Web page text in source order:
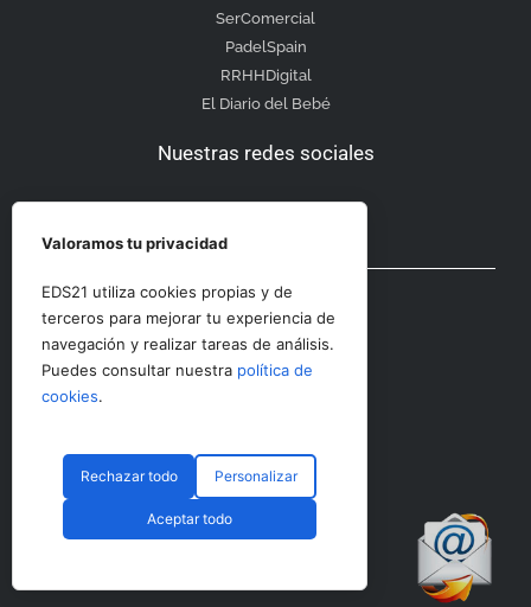
SerComercial
PadelSpain
RRHHDigital
El Diario del Bebé
Nuestras redes sociales
Otras secciones
Contacto
© CopyRight 2023 RRHHDigital
Valoramos tu privacidad
EDS21 utiliza cookies propias y de
terceros para mejorar tu experiencia de
navegación y realizar tareas de análisis.
Puedes consultar nuestra política de
cookies.
Rechazar todo Personalizar
Aceptar todo